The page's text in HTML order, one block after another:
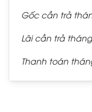
Gốc cần trả
Lãi cần trả
Thanh toán